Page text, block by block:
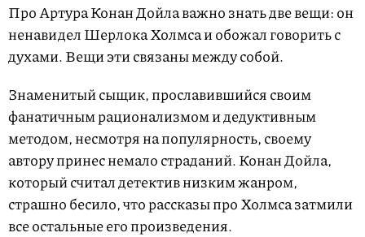
Про Артура Конан Дойла важно знать две вещи: он
ненавидел Шерлока Холмса и обожал говорить с
духами. Вещи эти связаны между собой.
Знаменитый сыщик, прославившийся своим
фанатичным рационализмом и дедуктивным
методом, несмотря на популярность, своему
автору принес немало страданий. Конан Дойла,
который считал детектив низким жанром,
страшно бесило, что рассказы про Холмса затмили
все остальные его произведения.